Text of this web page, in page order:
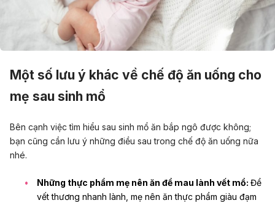
Một số lưu ý khác về chế độ ăn uống cho
mẹ sau sinh mổ
Bên cạnh việc tìm hiểu sau sinh mổ ăn bắp ngô được không;
bạn cũng cần lưu ý những điều sau trong chế độ ăn uống nữa
nhé.
Những thực phẩm mẹ nên ăn để mau lành vết mổ: Để
vết thương nhanh lành, mẹ nên ăn thực phẩm giàu đạm